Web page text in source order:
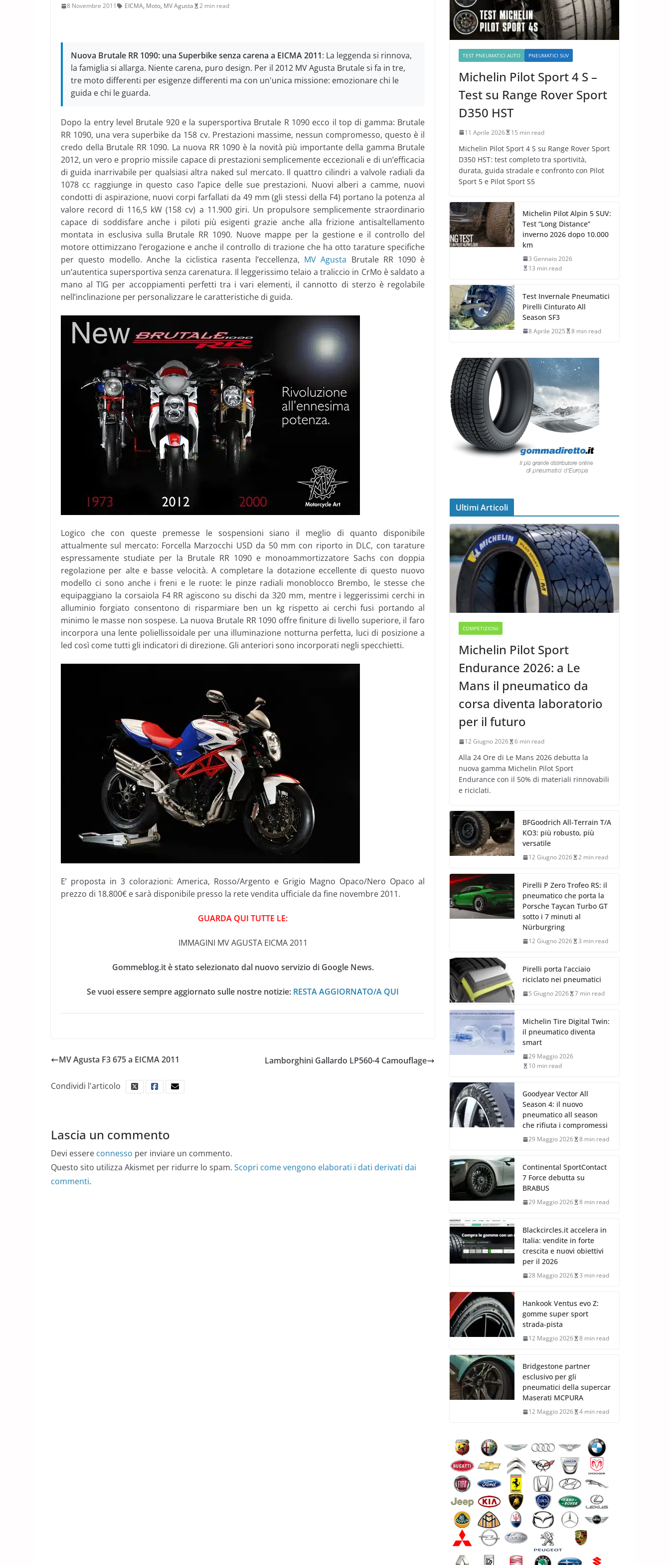
8 Novembre 2011 EICMA, Moto, MV Agusta 2 min read
Nuova Brutale RR 1090: una Superbike senza carena a EICMA 2011: La leggenda si rinnova,
la famiglia si allarga. Niente carena, puro design. Per il 2012 MV Agusta Brutale si fa in tre,
tre moto differenti per esigenze differenti ma con un'unica missione: emozionare chi le
guida e chi le guarda.
Dopo la entry level Brutale 920 e la supersportiva Brutale R 1090 ecco il top di gamma: Brutale
RR 1090, una vera superbike da 158 cv. Prestazioni massime, nessun compromesso, questo è il
credo della Brutale RR 1090. La nuova RR 1090 è la novità più importante della gamma Brutale
2012, un vero e proprio missile capace di prestazioni semplicemente eccezionali e di un’efficacia
di guida inarrivabile per qualsiasi altra naked sul mercato. Il quattro cilindri a valvole radiali da
1078 cc raggiunge in questo caso l’apice delle sue prestazioni. Nuovi alberi a camme, nuovi
condotti di aspirazione, nuovi corpi farfallati da 49 mm (gli stessi della F4) portano la potenza al
valore record di 116,5 kW (158 cv) a 11.900 giri. Un propulsore semplicemente straordinario
capace di soddisfare anche i piloti più esigenti grazie anche alla frizione antisaltellamento
montata in esclusiva sulla Brutale RR 1090. Nuove mappe per la gestione e il controllo del
motore ottimizzano l’erogazione e anche il controllo di trazione che ha otto tarature specifiche
per questo modello. Anche la ciclistica rasenta l’eccellenza, MV Agusta Brutale RR 1090 è
un’autentica supersportiva senza carenatura. Il leggerissimo telaio a traliccio in CrMo è saldato a
mano al TIG per accoppiamenti perfetti tra i vari elementi, il cannotto di sterzo è regolabile
nell’inclinazione per personalizzare le caratteristiche di guida.
Logico che con queste premesse le sospensioni siano il meglio di quanto disponibile
attualmente sul mercato: Forcella Marzocchi USD da 50 mm con riporto in DLC, con tarature
espressamente studiate per la Brutale RR 1090 e monoammortizzatore Sachs con doppia
regolazione per alte e basse velocità. A completare la dotazione eccellente di questo nuovo
modello ci sono anche i freni e le ruote: le pinze radiali monoblocco Brembo, le stesse che
equipaggiano la corsaiola F4 RR agiscono su dischi da 320 mm, mentre i leggerissimi cerchi in
alluminio forgiato consentono di risparmiare ben un kg rispetto ai cerchi fusi portando al
minimo le masse non sospese. La nuova Brutale RR 1090 offre finiture di livello superiore, il faro
incorpora una lente poliellissoidale per una illuminazione notturna perfetta, luci di posizione a
led così come tutti gli indicatori di direzione. Gli anteriori sono incorporati negli specchietti.
E’ proposta in 3 colorazioni: America, Rosso/Argento e Grigio Magno Opaco/Nero Opaco al
prezzo di 18.800€ e sarà disponibile presso la rete vendita ufficiale da fine novembre 2011.
GUARDA QUI TUTTE LE:
IMMAGINI MV AGUSTA EICMA 2011
Gommeblog.it è stato selezionato dal nuovo servizio di Google News.
Se vuoi essere sempre aggiornato sulle nostre notizie: RESTA AGGIORNATO/A QUI
MV Agusta F3 675 a EICMA 2011 Lamborghini Gallardo LP560-4 Camouflage
Condividi l'articolo
Lascia un commento
Devi essere connesso per inviare un commento.
Questo sito utilizza Akismet per ridurre lo spam. Scopri come vengono elaborati i dati derivati dai
commenti.
TEST PNEUMATICI AUTO PNEUMATICI SUV
Michelin Pilot Sport 4 S –
Test su Range Rover Sport
D350 HST
11 Aprile 2026 15 min read
Michelin Pilot Sport 4 S su Range Rover Sport
D350 HST: test completo tra sportività,
durata, guida stradale e confronto con Pilot
Sport 5 e Pilot Sport S5
Michelin Pilot Alpin 5 SUV:
Test “Long Distance”
inverno 2026 dopo 10.000
km
3 Gennaio 2026
13 min read
Test Invernale Pneumatici
Pirelli Cinturato All
Season SF3
8 Aprile 2025 8 min read
Ultimi Articoli
COMPETIZIONI
Michelin Pilot Sport
Endurance 2026: a Le
Mans il pneumatico da
corsa diventa laboratorio
per il futuro
12 Giugno 2026 6 min read
Alla 24 Ore di Le Mans 2026 debutta la
nuova gamma Michelin Pilot Sport
Endurance con il 50% di materiali rinnovabili
e riciclati.
BFGoodrich All-Terrain T/A
KO3: più robusto, più
versatile
12 Giugno 2026 2 min read
Pirelli P Zero Trofeo RS: il
pneumatico che porta la
Porsche Taycan Turbo GT
sotto i 7 minuti al
Nürburgring
12 Giugno 2026 3 min read
Pirelli porta l’acciaio
riciclato nei pneumatici
5 Giugno 2026 7 min read
Michelin Tire Digital Twin:
il pneumatico diventa
smart
29 Maggio 2026
10 min read
Goodyear Vector All
Season 4: il nuovo
pneumatico all season
che rifiuta i compromessi
29 Maggio 2026 8 min read
Continental SportContact
7 Force debutta su
BRABUS
29 Maggio 2026 8 min read
Blackcircles.it accelera in
Italia: vendite in forte
crescita e nuovi obiettivi
per il 2026
28 Maggio 2026 3 min read
Hankook Ventus evo Z:
gomme super sport
strada-pista
12 Maggio 2026 8 min read
Bridgestone partner
esclusivo per gli
pneumatici della supercar
Maserati MCPURA
12 Maggio 2026 4 min read